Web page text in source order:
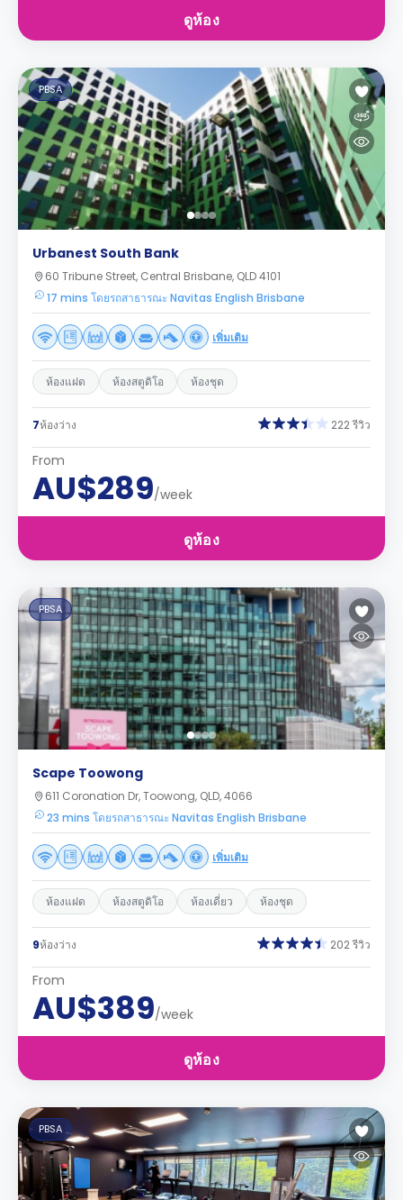
ดูห้อง
PBSA
Urbanest South Bank
60 Tribune Street, Central Brisbane, QLD 4101
17 mins โดยรถสาธารณะ Navitas English Brisbane
เพิ่มเติม
ห้องแฝด ห้องสตูดิโอ ห้องชุด
7ห้องว่าง 222 รีวิว
From
AU$289/week
ดูห้อง
PBSA
Scape Toowong
611 Coronation Dr, Toowong, QLD, 4066
23 mins โดยรถสาธารณะ Navitas English Brisbane
เพิ่มเติม
ห้องแฝด ห้องสตูดิโอ ห้องเดี่ยว ห้องชุด
9ห้องว่าง 202 รีวิว
From
AU$389/week
ดูห้อง
PBSA